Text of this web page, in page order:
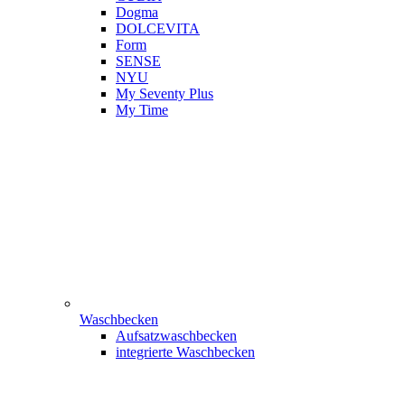
Dogma
DOLCEVITA
Form
SENSE
NYU
My Seventy Plus
My Time
Waschbecken
Aufsatzwaschbecken
integrierte Waschbecken